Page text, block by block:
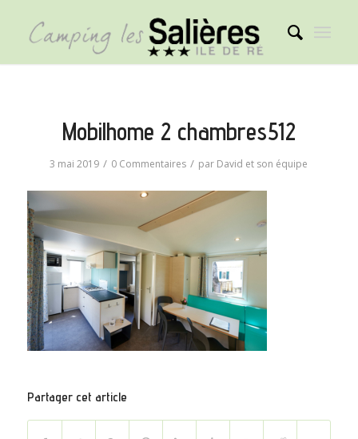
Mobilhome 2 chambres512
3 mai 2019 / 0 Commentaires / par David et son équipe
Partager cet article